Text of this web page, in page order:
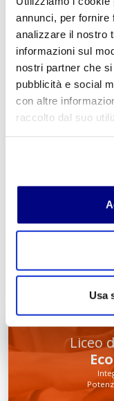
annunci, per fornire
analizzare il nostro
informazioni sul
nostri partner che
pubblicità e social
con altre
raccolto dal suo
Usa
Commento*
Acconsento al
INVIA
Liceo